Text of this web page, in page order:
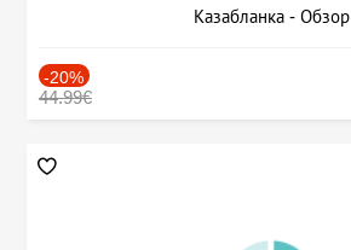
Казабланка - Обзор
-20%
44.99€